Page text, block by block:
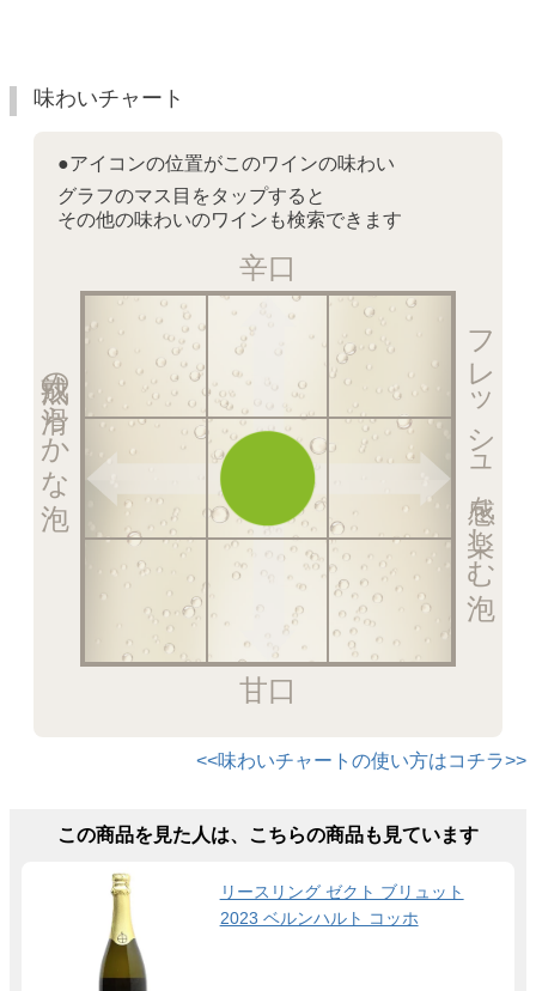
味わいチャート
●アイコンの位置がこのワインの味わい
グラフのマス目をタップすると
その他の味わいのワインも検索できます
辛口
フレッシュ感を楽しむ泡
甘口
熟成の滑らかな泡
<<味わいチャートの使い方はコチラ>>
この商品を見た人は、こちらの商品も見ています
リースリング ゼクト ブリュット
2023 ベルンハルト コッホ